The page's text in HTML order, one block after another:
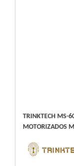
TRINKTECH MS-
MOTORIZADOS